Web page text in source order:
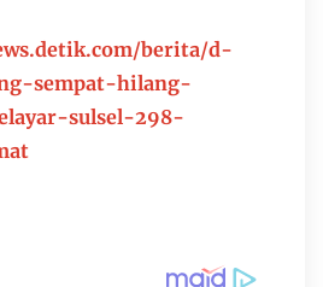
berita/d-
sempat-hilang-
sulsel-298-